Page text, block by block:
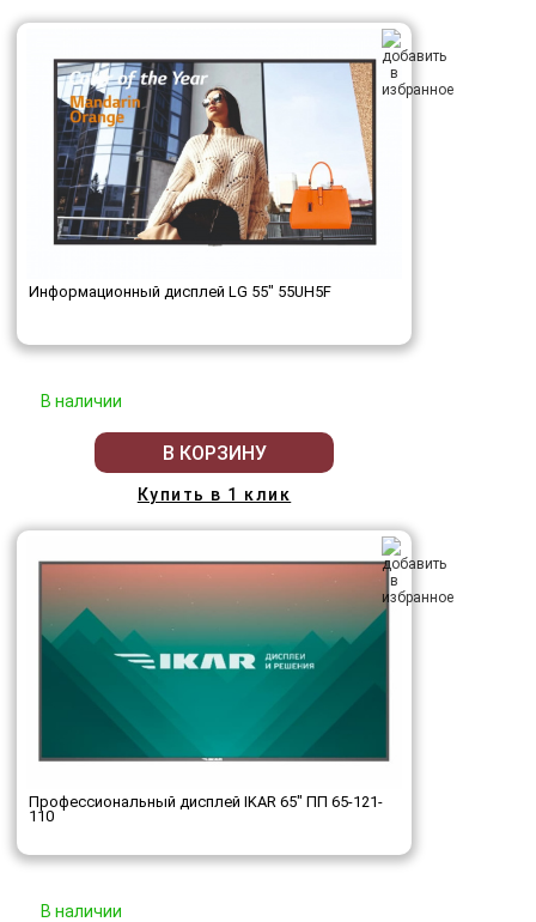
Информационный дисплей LG 55" 55UH5F
В наличии
В КОРЗИНУ
Купить в 1 клик
Профессиональный дисплей IKAR 65" ПП 65-121-
110
В наличии